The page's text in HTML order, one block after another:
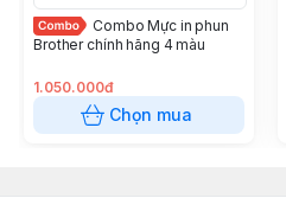
Combo Mực in phun
Brother chính hãng 4 màu
1.050.000đ
Chọn mua